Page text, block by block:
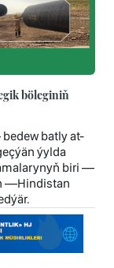
böleginiň
batly at-
ýylda
biri —
—Hindistan